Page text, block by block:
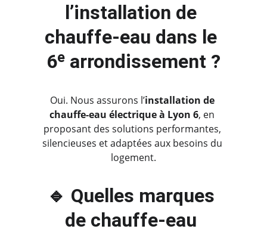
l’installation de
chauffe-eau dans le
6ᵉ arrondissement ?
Oui. Nous assurons l’installation de
chauffe-eau électrique à Lyon 6, en
proposant des solutions performantes,
silencieuses et adaptées aux besoins du
logement.
🔹 Quelles marques
de chauffe-eau